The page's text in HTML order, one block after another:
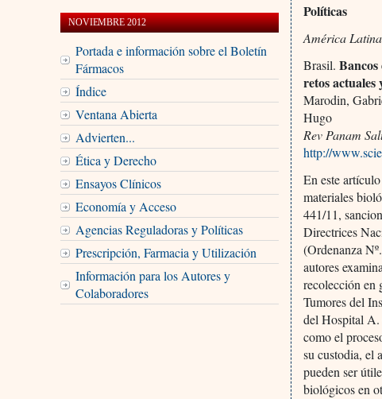
NOVIEMBRE 2012
Portada e información sobre el Boletín
Fármacos
Índice
Ventana Abierta
Advierten...
Ética y Derecho
Ensayos Clínicos
Economía y Acceso
Agencias Reguladoras y Políticas
Prescripción, Farmacia y Utilización
Información para los Autores y
Colaboradores
Políticas
América Latina
Brasil.
retos
Marodin,
Hugo
Rev Panam
http://
En este
materiales
441/11,
Directrices
(Ordenanza
autores
recolección en
Tumores del
del Hospital A.
como el
su custodia, el
pueden ser
biológicos en